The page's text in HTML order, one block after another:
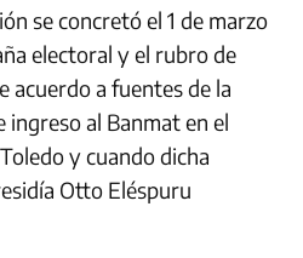
se concretó el 1 de marzo
electoral y el rubro de
acuerdo a fuentes de la
ingreso al Banmat en el
y cuando dicha
Otto Eléspuru